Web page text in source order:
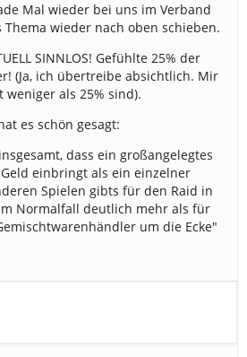
Mal wieder bei uns im Verband
wieder nach oben schieben.
SINNLOS! Gefühlte 25% der
(Ja, ich übertreibe absichtlich. Mir
weniger als 25% sind).
es schön gesagt:
dass ein großangelegtes
einbringt als ein einzelner
Spielen gibts für den Raid in
Normalfall deutlich mehr als für
um die Ecke"